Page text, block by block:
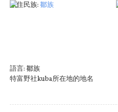
原住民族: 鄒族
語言: 鄒族
特富野社kuba所在地的地名